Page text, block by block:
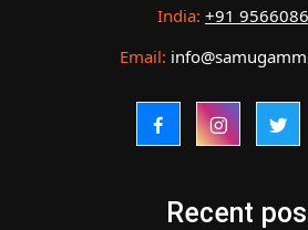
India: +91
Email:
Recent